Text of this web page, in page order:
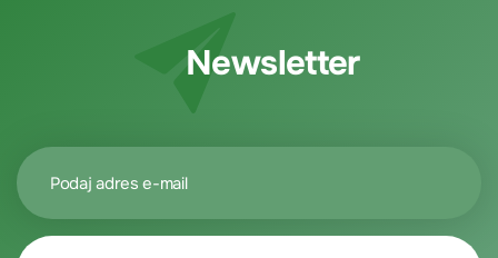
Newsletter